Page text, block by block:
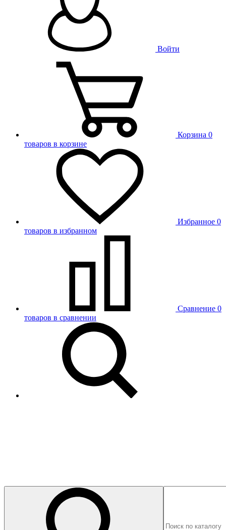
Войти
Корзина 0
товаров в корзине
Избранное 0
товаров в избранном
Сравнение 0
товаров в сравнении